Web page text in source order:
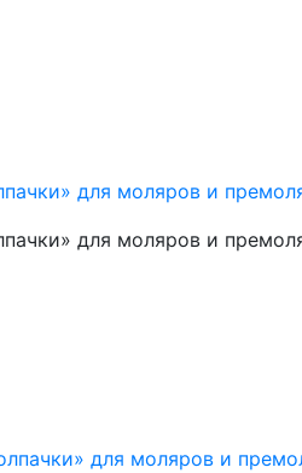
для моляров и
для моляров и
для моляров и